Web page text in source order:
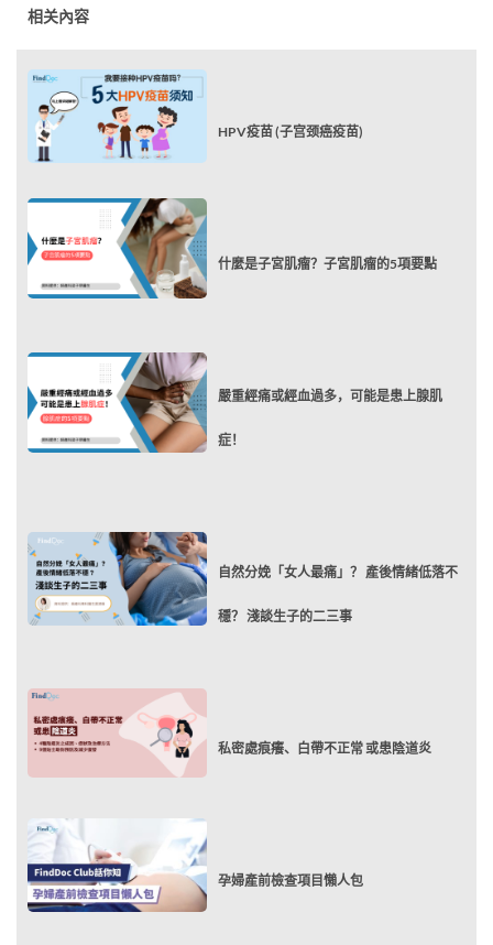
相关內容
HPV疫苗 (子宫颈癌疫苗)
什麼是子宮肌瘤？子宮肌瘤的5項要點
嚴重經痛或經血過多，可能是患上腺肌
症！
自然分娩「女人最痛」？ 產後情緒低落不
穩？ 淺談生子的二三事
私密處痕癢、白帶不正常 或患陰道炎
孕婦產前檢查項目懶人包